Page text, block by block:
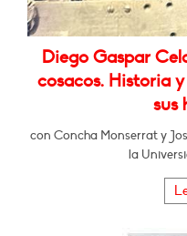
Diego Gaspar
cosacos. Historia
sus
con Concha Monserrat y
la